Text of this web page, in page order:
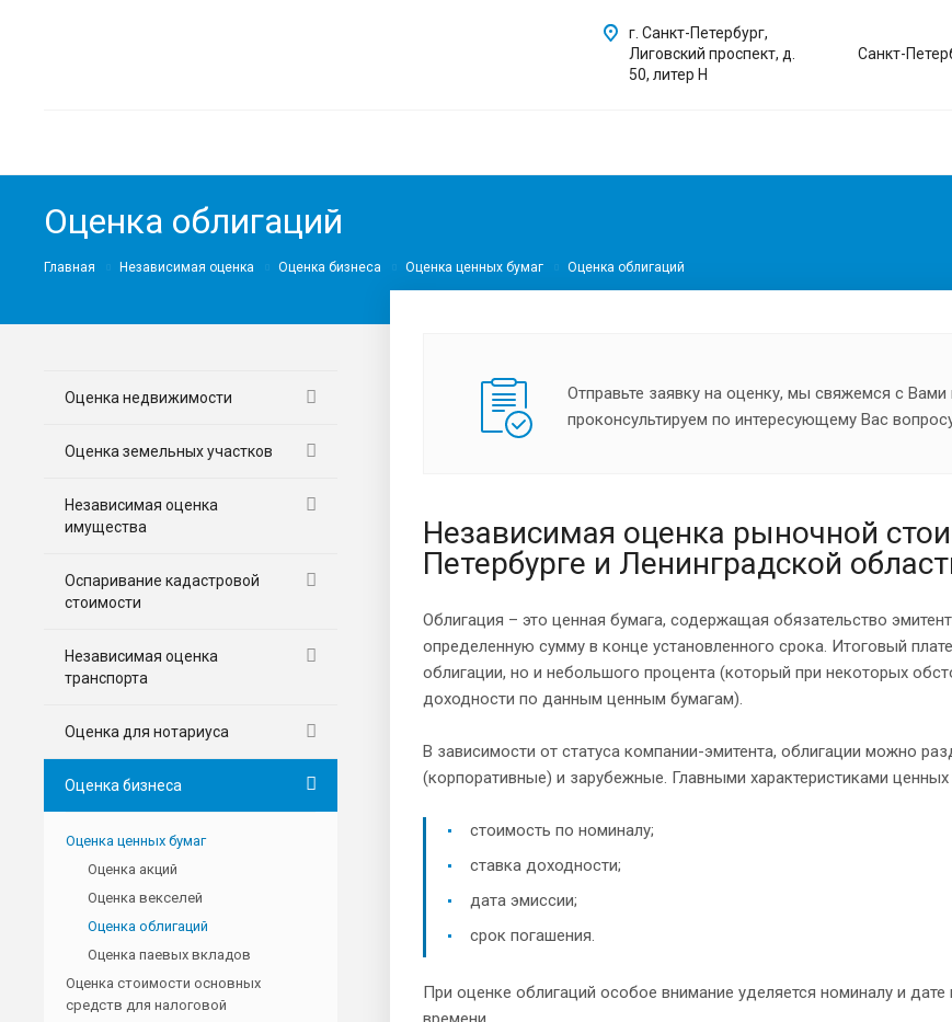
Санкт-
г. Санкт-Петербург,
Лиговский проспект, д.
50, литер Н
Оценка облигаций
Главная Независимая оценка Оценка бизнеса Оценка ценных бумаг Оценка облигаций
Отправьте заявку на оценку, мы свяжемся с
проконсультируем по интересующему Вас
Независимая оценка рыночной
Петербурге и Ленинградской
Облигация – это ценная бумага, содержащая обязательство
определенную сумму в конце установленного срока. Итоговый
облигации, но и небольшого процента (который при некоторых
доходности по данным ценным бумагам).
В зависимости от статуса компании-эмитента, облигации можно
(корпоративные) и зарубежные. Главными характеристиками ценных
стоимость по номиналу;
ставка доходности;
дата эмиссии;
срок погашения.
При оценке облигаций особое внимание уделяется номиналу и
Оценка недвижимости
Оценка земельных участков
Независимая оценка
имущества
Оспаривание кадастровой
стоимости
Независимая оценка
транспорта
Оценка для нотариуса
Оценка бизнеса
Оценка ценных бумаг
Оценка акций
Оценка векселей
Оценка облигаций
Оценка паевых вкладов
Оценка стоимости основных
средств для налоговой